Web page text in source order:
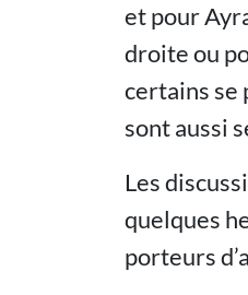
et pour
droite ou
certains se
sont aussi
Les
quelques
porteurs